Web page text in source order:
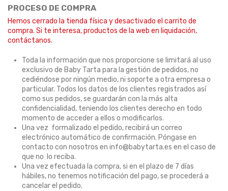
PROCESO DE COMPRA
Hemos cerrado la tienda física y desactivado el carrito de
compra. Si te interesa, productos de la web en liquidación,
contáctanos.
Toda la información que nos proporcione se limitará al uso
exclusivo de Baby Tarta para la gestión de pedidos, no
cediéndose por ningún medio, ni soporte a otra empresa o
particular. Todos los datos de los clientes registrados así
como sus pedidos, se guardarán con la más alta
confidencialidad, teniendo los clientes derecho en todo
momento de acceder a ellos o modificarlos.
Una vez formalizado el pedido, recibirá un correo
electrónico automático de confirmación. Póngase en
contacto con nosotros en info@babytarta.es en el caso de
que no lo reciba.
Una vez efectuada la compra, si en el plazo de 7 días
hábiles, no tenemos notificación del pago, se procederá a
cancelar el pedido.